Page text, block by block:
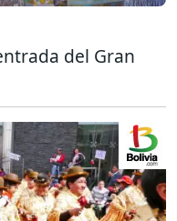
del Gran